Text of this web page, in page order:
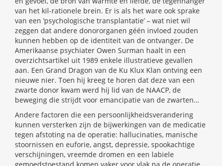
van het kil-rationele brein. Er is als het ware ook sprake
van een ‘psychologische transplantatie’ – wat niet wil
zeggen dat andere donororganen géén invloed zouden
kunnen hebben op de identiteit van de ontvanger. De
Amerikaanse psychiater Owen Surman haalt in een
overzichtsartikel uit 1989 enkele illustratieve gevallen
aan. Een Grand Dragon van de Ku Klux Klan ontving een
nieuwe nier. Toen hij kreeg te horen dat deze van een
zwarte donor kwam werd hij lid van de NAACP, de
beweging die strijdt voor emancipatie van de zwarten…
Andere factoren die een persoonlijkheidsverandering
kunnen versterken zijn de bijwerkingen van de medicatie
tegen afstoting na de operatie: hallucinaties, manische
stoornissen en euforie, angst, depressie, spookachtige
verschijningen, vreemde dromen en een labiele